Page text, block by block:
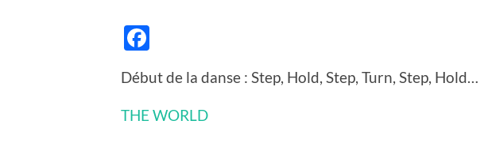
Début de la danse : Step, Hold, Step, Turn, Step, Hold…
THE WORLD